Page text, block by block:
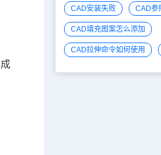
CAD安装失败 CAD参
CAD填充图案怎么添加
CAD拉伸命令如何使用